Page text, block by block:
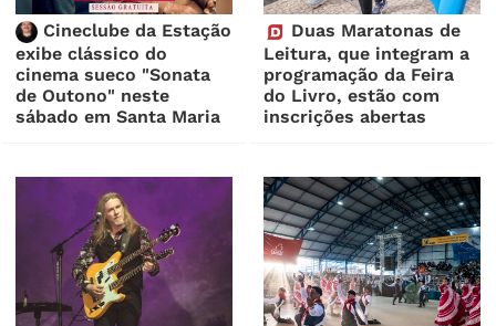
Cineclube da Estação
exibe clássico do
cinema sueco "Sonata
de Outono" neste
sábado em Santa Maria
Duas Maratonas de
Leitura, que integram a
programação da Feira
do Livro, estão com
inscrições abertas